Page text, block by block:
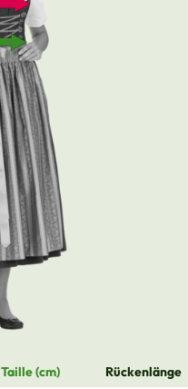
Taille (cm)
Rückenlänge